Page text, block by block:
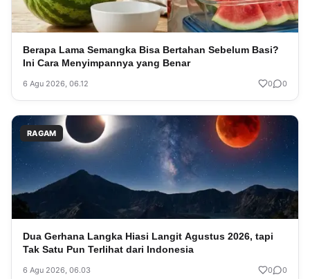
Berapa Lama Semangka Bisa Bertahan Sebelum Basi?
Ini Cara Menyimpannya yang Benar
6 Agu 2026, 06.12 0 0
RAGAM
Dua Gerhana Langka Hiasi Langit Agustus 2026, tapi
Tak Satu Pun Terlihat dari Indonesia
6 Agu 2026, 06.03 0 0